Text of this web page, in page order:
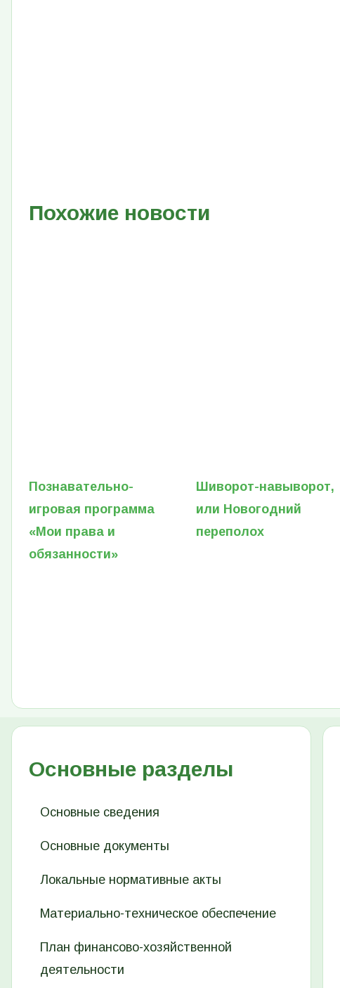
Похожие новости
Познавательно-
игровая программа
«Мои права и
обязанности»
Шиворот-навыворот,
или Новогодний
переполох
Основные разделы
Основные сведения
Основные документы
Локальные нормативные акты
Материально-техническое обеспечение
План финансово-хозяйственной
деятельности